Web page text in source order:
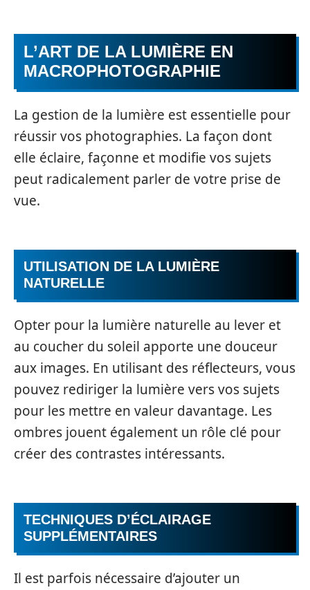
L’ART DE LA LUMIÈRE EN
MACROPHOTOGRAPHIE
La gestion de la lumière est essentielle pour
réussir vos photographies. La façon dont
elle éclaire, façonne et modifie vos sujets
peut radicalement parler de votre prise de
vue.
UTILISATION DE LA LUMIÈRE
NATURELLE
Opter pour la lumière naturelle au lever et
au coucher du soleil apporte une douceur
aux images. En utilisant des réflecteurs, vous
pouvez rediriger la lumière vers vos sujets
pour les mettre en valeur davantage. Les
ombres jouent également un rôle clé pour
créer des contrastes intéressants.
TECHNIQUES D’ÉCLAIRAGE
SUPPLÉMENTAIRES
Il est parfois nécessaire d’ajouter un